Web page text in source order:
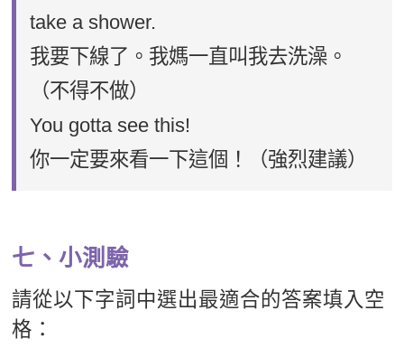
take a shower.
我要下線了。我媽一直叫我去洗澡。
（不得不做）
You gotta see this!
你一定要來看一下這個！（強烈建議）
七、小測驗
請從以下字詞中選出最適合的答案填入空
格：